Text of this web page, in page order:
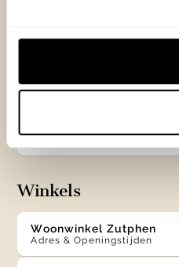
info@eijerkamp.nl
Winkels
Woonwinkel Zutphen
Adres & Openingstijden